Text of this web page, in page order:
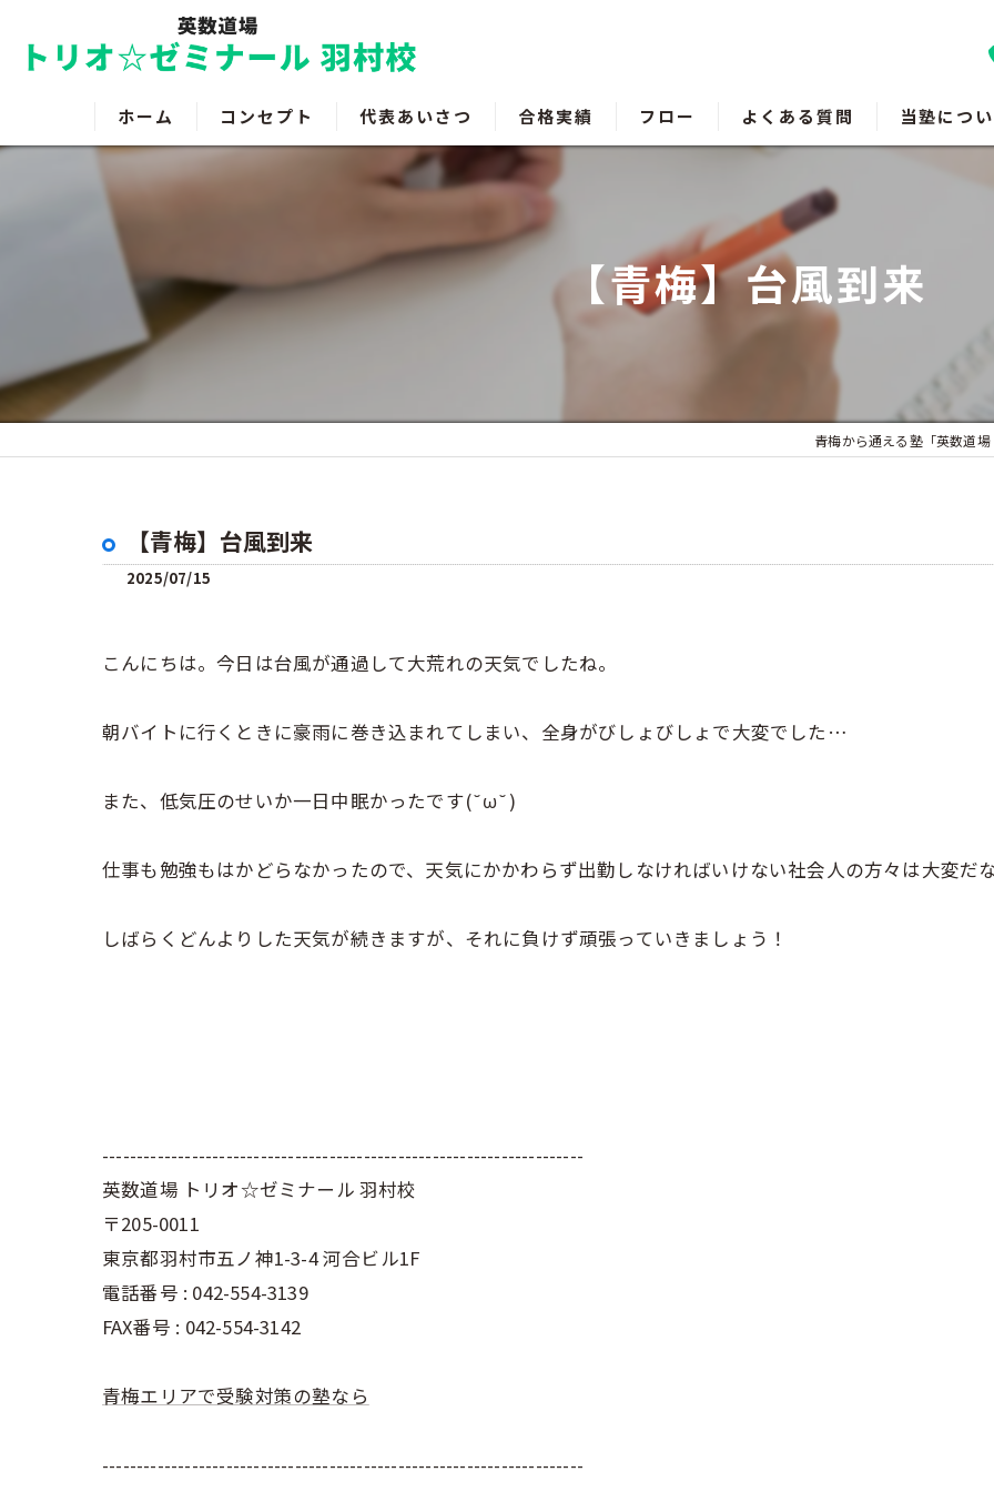
ホーム コンセプト 代表あいさつ 合格実績 フロー よくある質問 当塾につ
福生の塾
受験対策
【青梅】台風到来
青梅から通える塾「英数道
【青梅】台風到来
2025/07/15
こんにちは。今日は台風が通過して大荒れの天気でしたね。
朝バイトに行くときに豪雨に巻き込まれてしまい、全身がびしょびしょで大変でした…
また、低気圧のせいか一日中眠かったです(˘ω˘)
仕事も勉強もはかどらなかったので、天気にかかわらず出勤しなければいけない社会人の方々は大変だ
しばらくどんよりした天気が続きますが、それに負けず頑張っていきましょう！
----------------------------------------------------------------------
英数道場 トリオ☆ゼミナール 羽村校
〒205-0011
東京都羽村市五ノ神1-3-4 河合ビル1F
電話番号 : 042-554-3139
FAX番号 : 042-554-3142
青梅エリアで受験対策の塾なら
----------------------------------------------------------------------